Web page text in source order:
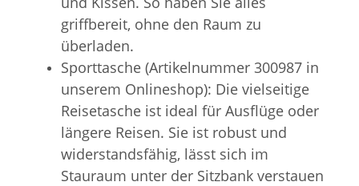
griffbereit, ohne den Raum zu
überladen.
Sporttasche (Artikelnummer 300987 in
unserem Onlineshop): Die vielseitige
Reisetasche ist ideal für Ausflüge oder
längere Reisen. Sie ist robust und
widerstandsfähig, lässt sich im
Stauraum unter der Sitzbank verstauen